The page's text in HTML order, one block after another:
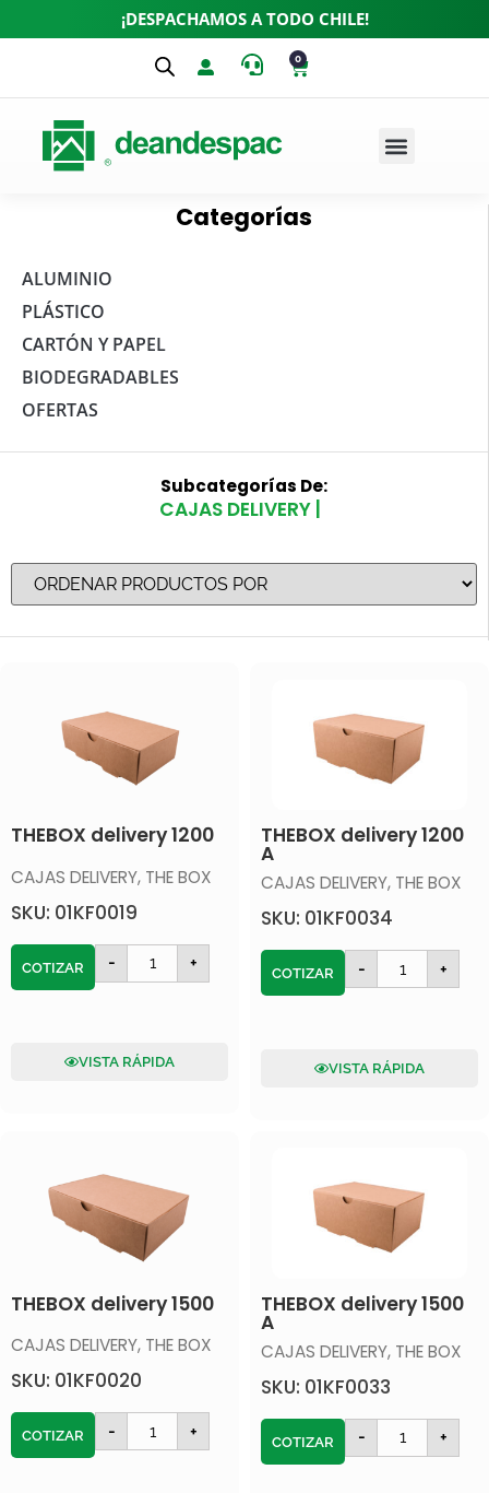
¡DESPACHAMOS A TODO CHILE!
0
Categorías
ALUMINIO
PLÁSTICO
CARTÓN Y PAPEL
BIODEGRADABLES
OFERTAS
Subcategorías De:
CAJAS DELIVERY |
THEBOX delivery 1200
CAJAS DELIVERY, THE BOX
SKU: 01KF0019
- +
COTIZAR
VISTA RÁPIDA
THEBOX delivery 1200
A
CAJAS DELIVERY, THE BOX
SKU: 01KF0034
- +
COTIZAR
VISTA RÁPIDA
THEBOX delivery 1500
CAJAS DELIVERY, THE BOX
SKU: 01KF0020
- +
COTIZAR
THEBOX delivery 1500
A
CAJAS DELIVERY, THE BOX
SKU: 01KF0033
- +
COTIZAR